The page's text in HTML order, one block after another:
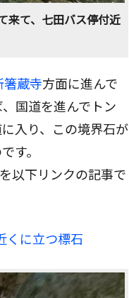
来て、七田バス停付近
箸蔵寺方面に進んで
国道を進んでトン
入り、この境界石が
す。
以下リンクの記事で
くに立つ標石